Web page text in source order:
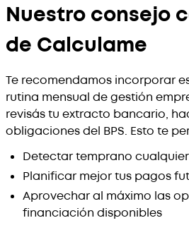
Nuestro consejo
de Calculame
Te recomendamos incorporar
rutina mensual de gestión
revisás tu extracto bancario,
obligaciones del BPS. Esto te
Detectar temprano
Planificar mejor tus pagos
Aprovechar al máximo las
financiación disponibles